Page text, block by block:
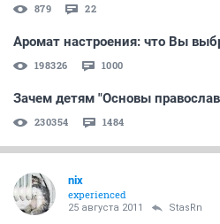
879 22
Аромат настроения: что Вы
198326 1000
Зачем детям "Основы
230354 1484
nix
experienced
25 августа 2011 StasRn